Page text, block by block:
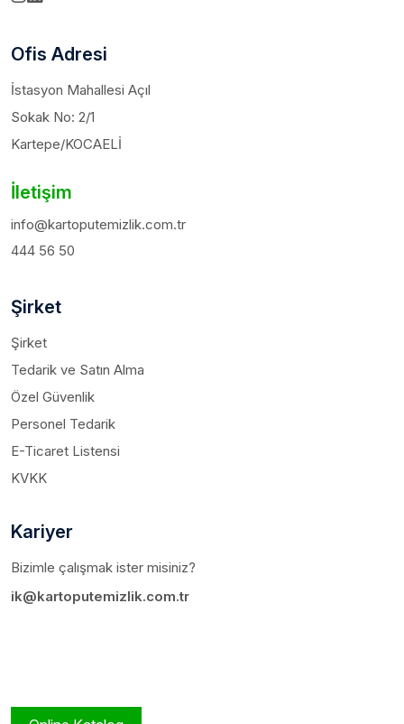
Ofis Adresi
İstasyon Mahallesi Açıl
Sokak No: 2/1
Kartepe/KOCAELİ
İletişim
info@kartoputemizlik.com.tr
444 56 50
Şirket
Şirket
Tedarik ve Satın Alma
Özel Güvenlik
Personel Tedarik
E-Ticaret Listensi
KVKK
Kariyer
Bizimle çalışmak ister misiniz?
ik@kartoputemizlik.com.tr